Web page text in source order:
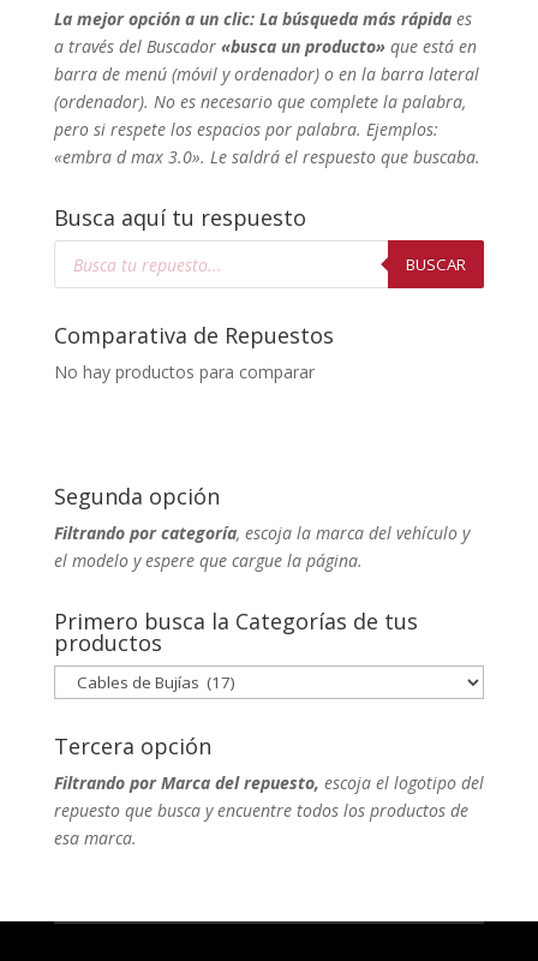
La mejor opción a un clic: La búsqueda más rápida es
a través del Buscador«busca un producto»que está en
barra de menú (móvil y ordenador) o en la barra lateral
(ordenador). Noes necesario que complete la palabra,
pero si respete los espacios por palabra. Ejemplos:
«embra d max 3.0». Le saldrá el respuesto que buscaba.
Busca aquí tu respuesto
Búsqueda
BUSCAR
Comparativa de Repuestos
No hay productos para comparar
Segunda opción
Filtrando por categoría, escoja la marca del vehículo y
el modelo y espere que cargue la página.
Primero busca la Categorías de tus
productos
Tercera opción
Filtrando por Marca del repuesto, escoja el logotipo del
repuesto que busca y encuentre todos los productos de
esa marca.